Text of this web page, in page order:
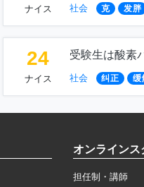
ナイス 社会 克 发胖
24
ナイス
受験生は酸素
社会 纠正 缓
オンラインス
担任制・講師